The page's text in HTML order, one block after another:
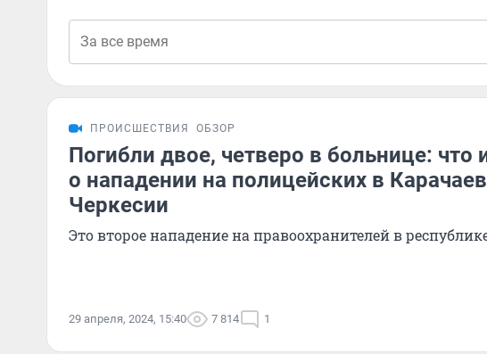
ПРОИСШЕСТВИЯ ОБЗОР
Погибли двое, четверо в больнице: что
о нападении на полицейских в
Черкесии
Это второе нападение на правоохранителей в
29 апреля, 2024, 15:40 7 814 1